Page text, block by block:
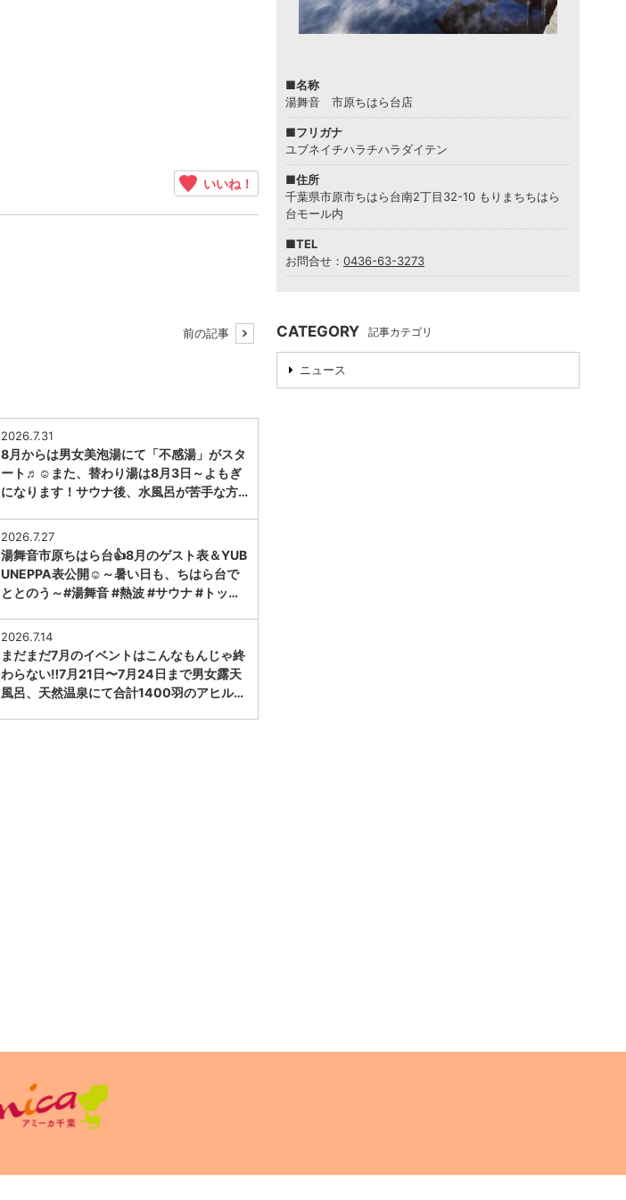
いいね！
前の記事
2026.7.31
8月からは男女美泡湯にて「不感湯」がスタ
ート♬☺また、替わり湯は8月3日～よもぎ
になります！サウナ後、水風呂が苦手な方…
2026.7.27
湯舞音市原ちはら台👍8月のゲスト表＆YUB
UNEPPA表公開☺～暑い日も、ちはら台で
ととのう～#湯舞音 #熱波 #サウナ #トッ…
2026.7.14
まだまだ7月のイベントはこんなもんじゃ終
わらない‼️7月21日〜7月24日まで男女露天
風呂、天然温泉にて合計1400羽のアヒル…
■名称
湯舞音 市原ちはら台店
■フリガナ
ユブネイチハラチハラダイテン
■住所
千葉県市原市ちはら台南2丁目32-10 もりまちちはら
台モール内
■TEL
お問合せ： 0436-63-3273
CATEGORY 記事カテゴリ
ニュース